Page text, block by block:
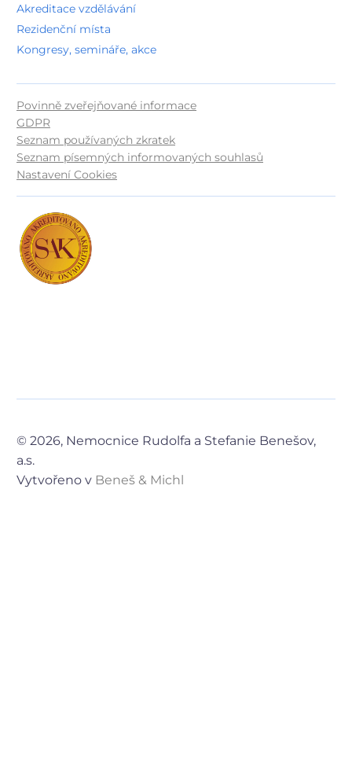
Akreditace vzdělávání
Rezidenční místa
Kongresy, semináře, akce
Povinně zveřejňované informace
GDPR
Seznam používaných zkratek
Seznam písemných informovaných souhlasů
Nastavení Cookies
© 2026, Nemocnice Rudolfa a Stefanie Benešov,
a.s.
Vytvořeno v Beneš & Michl